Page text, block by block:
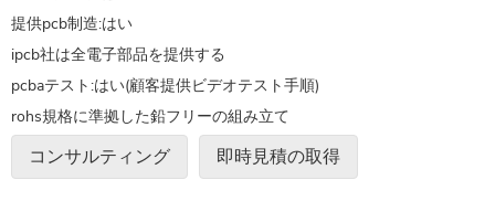
提供pcb制造:はい
ipcb社は全電子部品を提供する
pcbaテスト:はい(顧客提供ビデオテスト手順)
rohs規格に準拠した鉛フリーの組み立て
コンサルティング 即時見積の取得